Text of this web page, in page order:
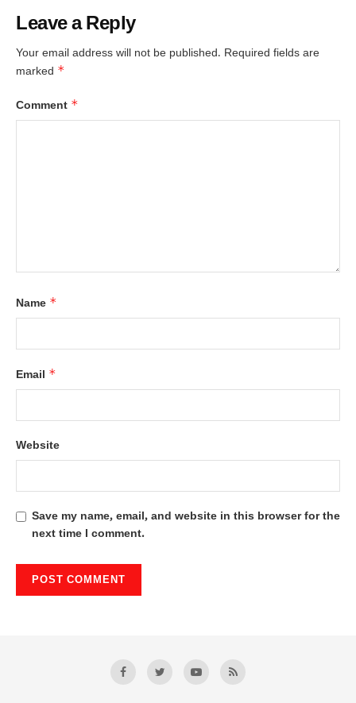
Leave a Reply
Your email address will not be published. Required fields are
marked *
Comment *
Name *
Email *
Website
Save my name, email, and website in this browser for the
next time I comment.